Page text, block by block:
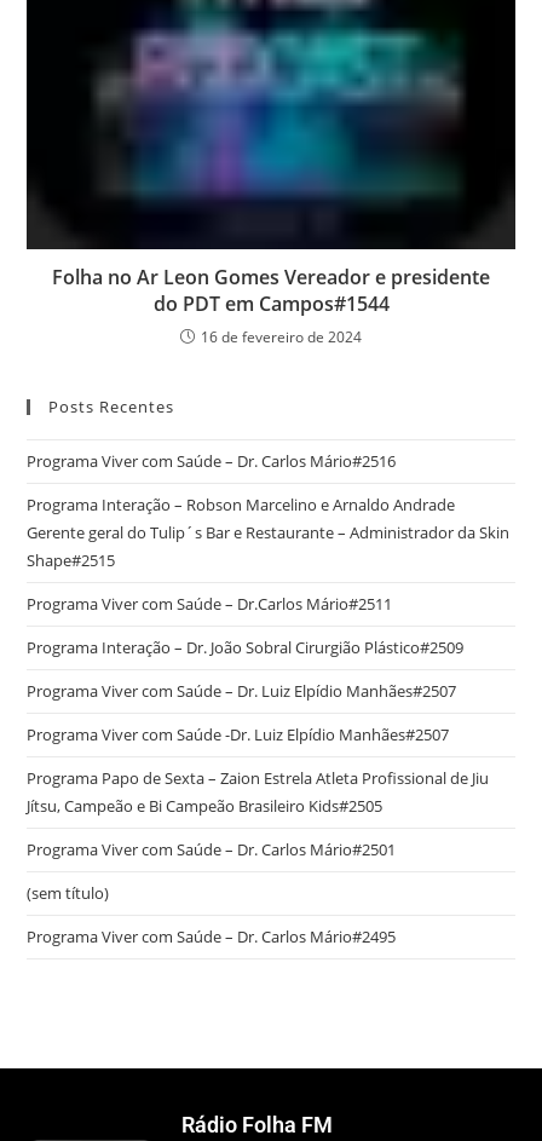
Folha no Ar Leon Gomes Vereador e presidente
do PDT em Campos#1544
16 de fevereiro de 2024
Posts Recentes
Programa Viver com Saúde – Dr. Carlos Mário#2516
Programa Interação – Robson Marcelino e Arnaldo Andrade
Gerente geral do Tulip´s Bar e Restaurante – Administrador da Skin
Shape#2515
Programa Viver com Saúde – Dr.Carlos Mário#2511
Programa Interação – Dr. João Sobral Cirurgião Plástico#2509
Programa Viver com Saúde – Dr. Luiz Elpídio Manhães#2507
Programa Viver com Saúde -Dr. Luiz Elpídio Manhães#2507
Programa Papo de Sexta – Zaion Estrela Atleta Profissional de Jiu
Jítsu, Campeão e Bi Campeão Brasileiro Kids#2505
Programa Viver com Saúde – Dr. Carlos Mário#2501
(sem título)
Programa Viver com Saúde – Dr. Carlos Mário#2495
Rádio Folha FM